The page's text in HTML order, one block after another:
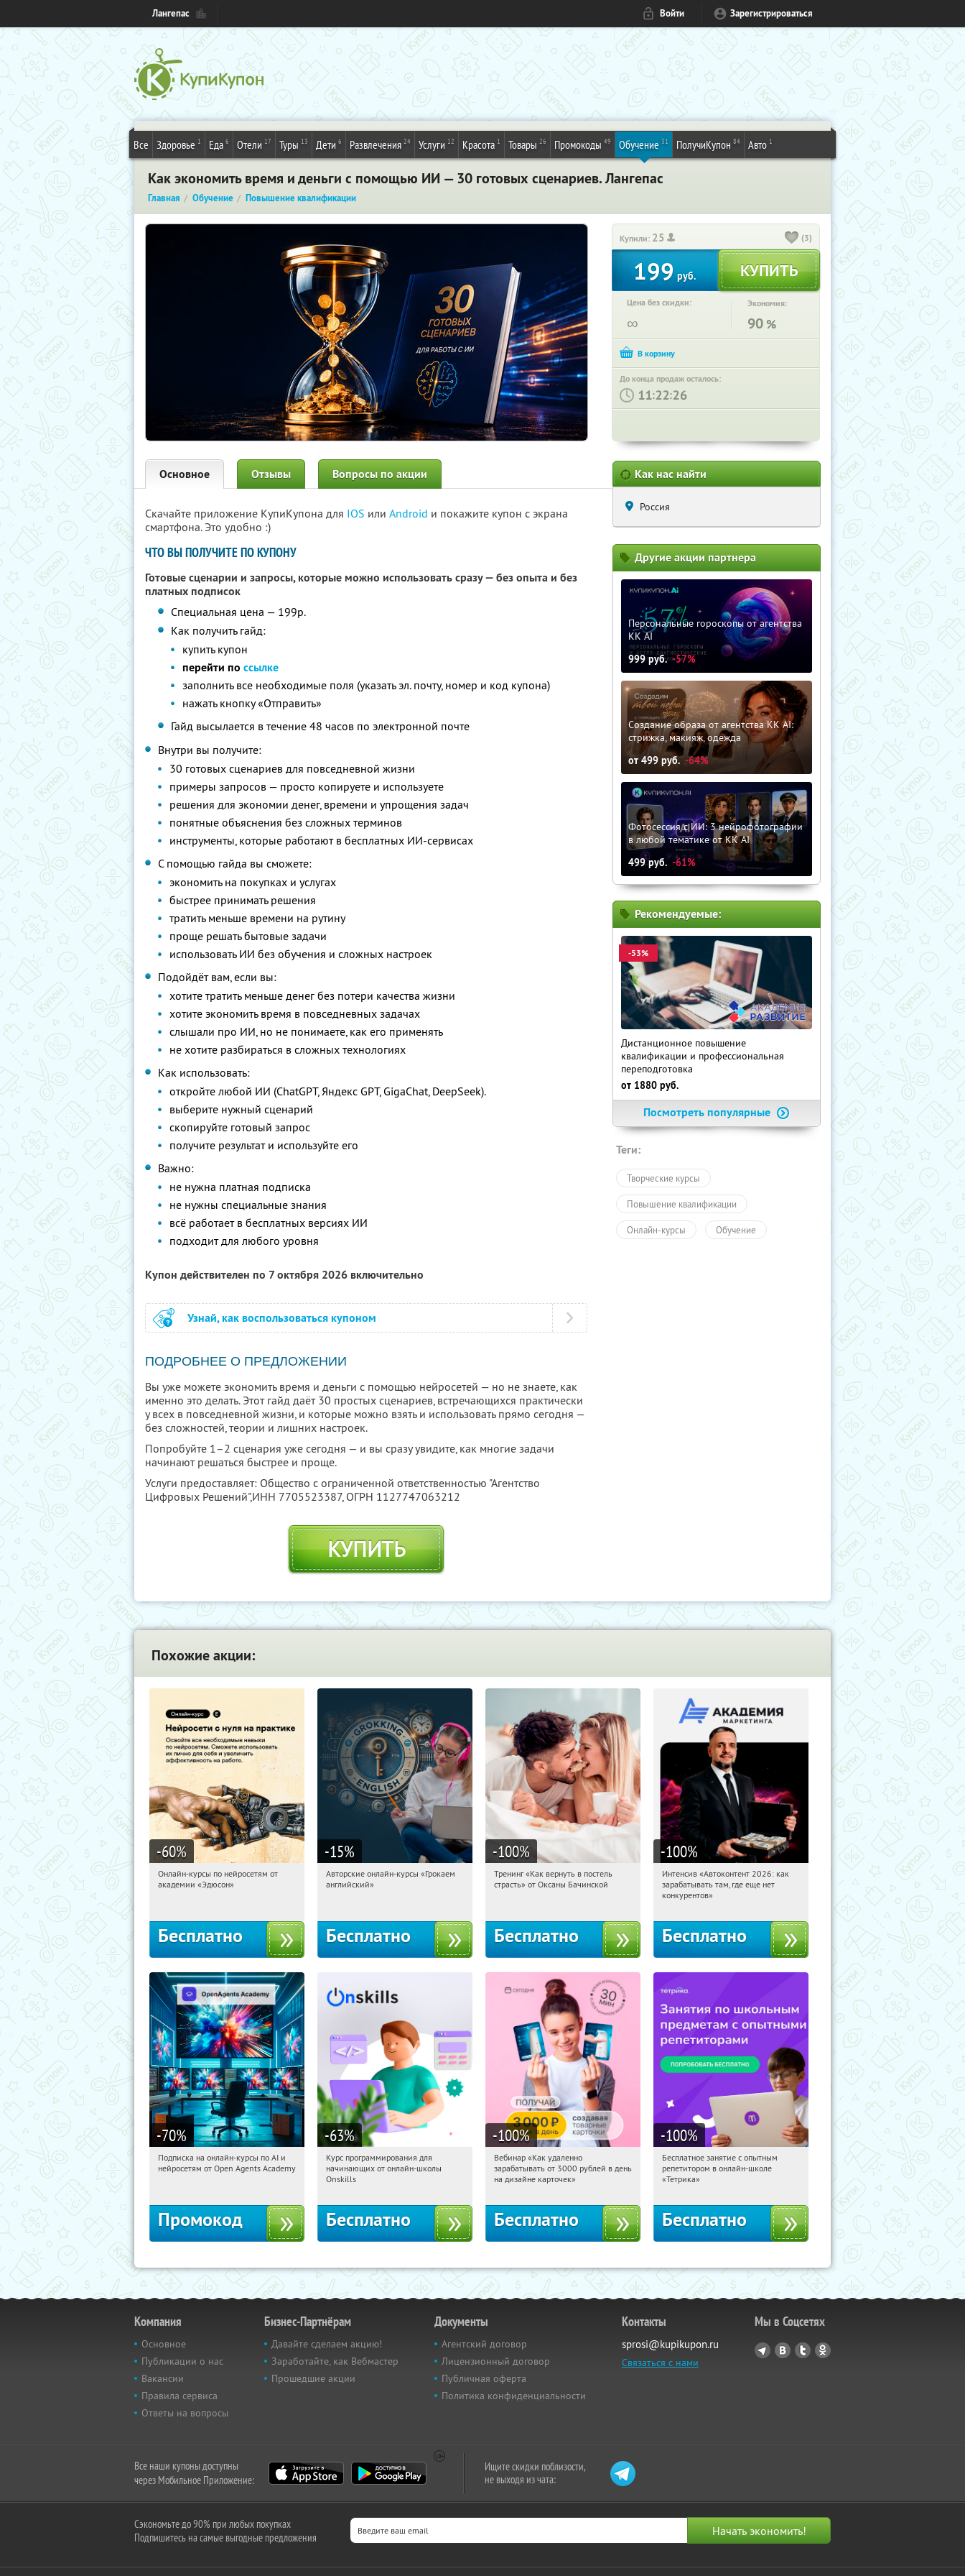
Лангепас Войти Зарегистрироваться
Все Здоровье 1 Еда 6 Отели 17 Туры 13 Дети 6 Развлечения 24 Услуги 12 Красота 1 Товары 26 Промокоды 49 Обучение 31 ПолучиКупон 84 Авто 1
Как экономить время и деньги с помощью ИИ — 30 готовых сценариев. Лангепас
Главная Обучение Повышение квалификации
Купили: 25 (3)
199 руб.
Цена без скидки:
∞
Экономия:
90 %
До конца продаж осталось:
: :
Основное Отзывы Вопросы по акции
Скачайте приложение КупиКупона для IOS или Android и покажите купон с экрана
смартфона. Это удобно :)
ЧТО ВЫ ПОЛУЧИТЕ ПО КУПОНУ
Готовые сценарии и запросы, которые можно использовать сразу — без опыта и без
платных подписок
Специальная цена — 199р.
Как получить гайд:
купить купон
перейти поссылке
заполнить все необходимые поля (указать эл. почту, номер и код купона)
нажать кнопку «Отправить»
Гайд высылается в течение 48 часов по электронной почте
Внутри вы получите:
30 готовых сценариев для повседневной жизни
примеры запросов — просто копируете и используете
решения для экономии денег, времени и упрощения задач
понятные объяснения без сложных терминов
инструменты, которые работают в бесплатных ИИ-сервисах
С помощью гайда вы сможете:
экономить на покупках и услугах
быстрее принимать решения
тратить меньше времени на рутину
проще решать бытовые задачи
использовать ИИ без обучения и сложных настроек
Подойдёт вам, если вы:
хотите тратить меньше денег без потери качества жизни
хотите экономить время в повседневных задачах
слышали про ИИ, но не понимаете, как его применять
не хотите разбираться в сложных технологиях
Как использовать:
откройте любой ИИ (ChatGPT, Яндекс GPT, GigaChat, DeepSeek).
выберите нужный сценарий
скопируйте готовый запрос
получите результат и используйте его
Важно:
не нужна платная подписка
не нужны специальные знания
всё работает в бесплатных версиях ИИ
подходит для любого уровня
Купон действителен по 7 октября 2026 включительно
Узнай, как воспользоваться купоном
ПОДРОБНЕЕ О ПРЕДЛОЖЕНИИ
Вы уже можете экономить время и деньги с помощью нейросетей — но не знаете, как
именно это делать. Этот гайд даёт 30 простых сценариев, встречающихся практически
у всех в повседневной жизни, и которые можно взять и использовать прямо сегодня —
без сложностей, теории и лишних настроек.
Попробуйте 1–2 сценария уже сегодня — и вы сразу увидите, как многие задачи
начинают решаться быстрее и проще.
Услуги предоставляет: Общество с ограниченной ответственностью "Агентство
Цифровых Решений",ИНН 7705523387, ОГРН 1127747063212
КУПИТЬ
Как нас найти
Россия
Другие акции партнера
Персональные гороскопы от агентства
KK AI
999руб. -57%
Создание образа от агентства KK AI:
стрижка, макияж, одежда
от 499 руб. -64%
Фотосессия с ИИ: 3 нейрофотографии
в любой тематике от KK AI
499руб. -61%
Рекомендуемые:
-53%
Дистанционное повышение
квалификации и профессиональная
переподготовка
от 1880 руб.
Посмотреть популярные
Теги:
Творческие курсы
Повышение квалификации
Онлайн-курсы Обучение
Похожие акции:
-60%
14:22:24 Получили:
Онлайн-курсы по нейросетям от
академии «Эдюсон»
Бесплатно
-15%
14:22:24 Получили:
Авторские онлайн-курсы «Грокаем
английский»
Бесплатно
-100%
14:22:24 Получили:
Тренинг «Как вернуть в постель
страсть» от Оксаны Бачинской
Бесплатно
-100%
14:22:24 Получили:
Россия
Интенсив «Автоконтент 2026: как
зарабатывать там, где еще нет
конкурентов»
Бесплатно
-70%
14:22:24 Получили:
Подписка на онлайн-курсы по AI и
нейросетям от Open Agents Academy
Промокод
-63%
14:22:24 Получили:
Россия
Курс программирования для
начинающих от онлайн-школы
Onskills
Бесплатно
-100%
14:22:24 Получили:
Россия
Вебинар «Как удаленно
зарабатывать от 3000 рублей в день
на дизайне карточек»
Бесплатно
-100%
14:22:24 Получили:
Москва, Россия
Бесплатное занятие с опытным
репетитором в онлайн-школе
«Тетрика»
Бесплатно
Компания
Основное
Публикации о нас
Вакансии
Правила сервиса
Ответы на вопросы
Бизнес-Партнёрам
Давайте сделаем акцию!
Заработайте, как Вебмастер
Прошедшие акции
Документы
Агентский договор
Лицензионный договор
Публичная оферта
Политика конфиденциальности
Контакты
sprosi@kupikupon.ru
Связаться с нами
Мы в Соцсетях
Все наши купоны доступны
через Мобильное Приложение:
Ищите скидки поблизости,
не выходя из чата:
Сэкономьте до 90% при любых покупках
Подпишитесь на самые выгодные предложения